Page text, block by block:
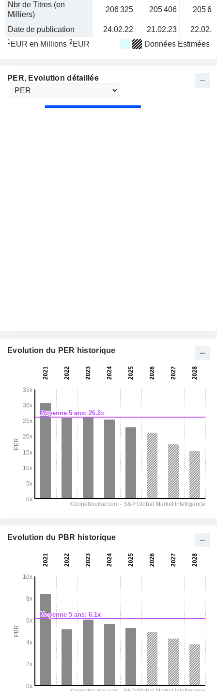
Nbr de Titres (en
Milliers)
206 325 205 406 205
Date de publication 24.02.22 21.02.23
1 EUR en Millions 2 EUR Données Estimées
PER, Evolution détaillée
Evolution du PER historique
Evolution du PBR historique